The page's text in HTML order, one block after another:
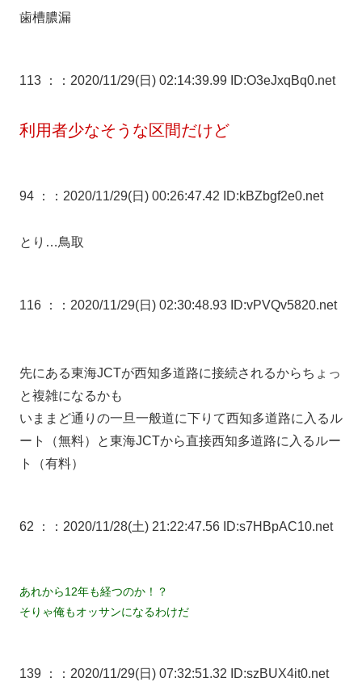
歯槽膿漏
113 ： ：2020/11/29(日) 02:14:39.99 ID:O3eJxqBq0.net
利用者少なそうな区間だけど
94 ： ：2020/11/29(日) 00:26:47.42 ID:kBZbgf2e0.net
とり…鳥取
116 ： ：2020/11/29(日) 02:30:48.93 ID:vPVQv5820.net
先にある東海JCTが西知多道路に接続されるからちょっ
と複雑になるかも
いままど通りの一旦一般道に下りて西知多道路に入るル
ート（無料）と東海JCTから直接西知多道路に入るルー
ト（有料）
62 ： ：2020/11/28(土) 21:22:47.56 ID:s7HBpAC10.net
あれから12年も経つのか！？
そりゃ俺もオッサンになるわけだ
139 ： ：2020/11/29(日) 07:32:51.32 ID:szBUX4it0.net